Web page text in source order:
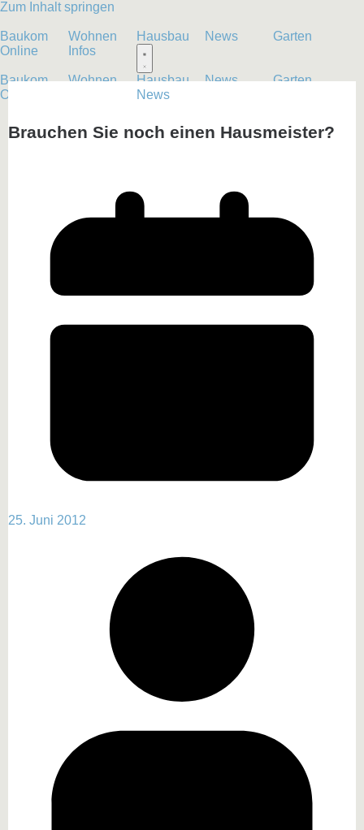
Zum Inhalt springen
Baukom
Online
Wohnen Hausbau News
Garten
Infos
Baukom
Online
Wohnen Hausbau News
Garten
News
Brauchen Sie noch einen Hausmeister?
25. Juni 2012